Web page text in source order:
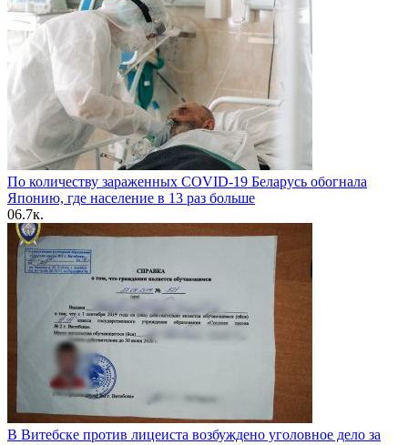
По количеству зараженных COVID-19 Беларусь обогнала
Японию, где население в 13 раз больше
06.7к.
В Витебске против лицеиста возбуждено уголовное дело за